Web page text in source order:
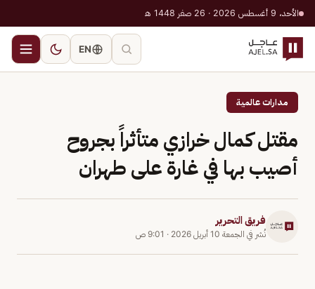
الأحد، 9 أغسطس 2026 · 26 صفر 1448 هـ
EN
مدارات عالمية
مقتل كمال خرازي متأثراً بجروح
أصيب بها في غارة على طهران
فريق التحرير
نُشر في الجمعة 10 أبريل 2026 · 9:01 ص